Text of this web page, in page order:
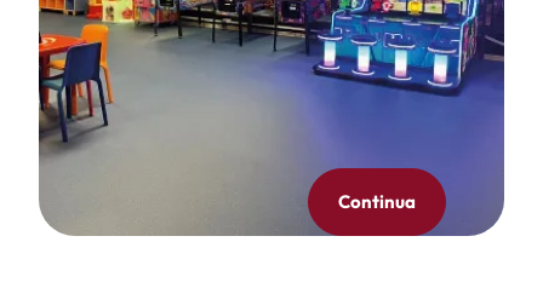
Continua